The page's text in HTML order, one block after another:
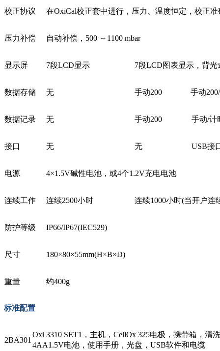
校正协议 在OxiCal校正套中进行，压力、温度恒定，校正准
压力补偿 自动补偿，500 ～1100 mbar
显示屏 7段LCD显示 7段LCD图表显示，背光
数据存储 无 手动200 手动
数据记录 无 手动200 手动/计
接口 无 无 USB接
电源 4×1.5V碱性电池，或4个1.2V充电电池
连续工作 连续2500小时 连续1000小时(当开户连
防护等级 IP66/IP67(IEC529)
尺寸 180×80×55mm(H×B×D)
重量 约400g
标准配置
2BA301
Oxi 3310 SET1，主机，CellOx 325电极，携带箱，
4AA1.5V电池，使用手册，光盘，USB软件和电缆